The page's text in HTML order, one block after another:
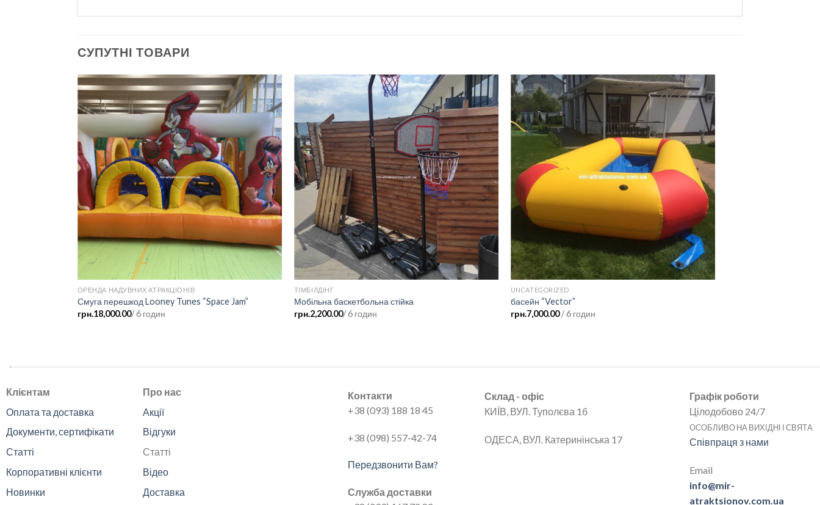
СУПУТНІ ТОВАРИ
ОРЕНДА НАДУВНИХ АТРАКЦІОНІВ
Смуга перешкод Looney Tunes “Space Jam”
грн.18,000.00/ 6 годин
ТІМБІЛДІНГ
Мобільна баскетбольна стійка
грн.2,200.00/ 6 годин
UNCATEGORIZED
басейн “Vector”
грн.7,000.00/ 6 годин
Клієнтам
Оплата та доставка
Документи, сертифікати
Статті
Корпоративні клієнти
Новинки
Про нас
Акції
Відгуки
Статті
Відео
Доставка
Контакти
+38 (093) 188 18 45
+38 (098) 557-42-74
Передзвонити Вам?
Служба доставки
Склад - офіс
КИЇВ, ВУЛ. Туполєва 1б
ОДЕСА, ВУЛ. Катеринінська 17
Графік роботи
Цілодобово 24/7
ОСОБЛИВО НА ВИХІДНІ І СВЯТА
Співпраця з нами
Email
info@mir-
atraktsionov.com.ua